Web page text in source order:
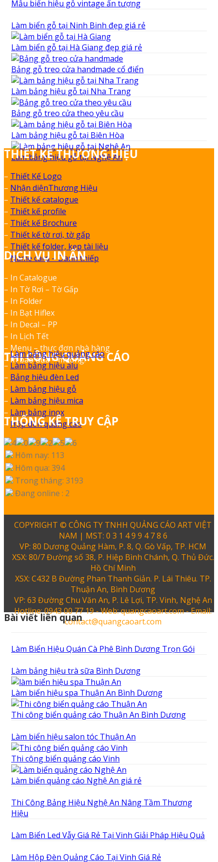
Mẫu biển hiệu gỗ vintage ấn tượng
Làm biển gỗ tại Ninh Binh đẹp giá rẻ
Làm biển gỗ tại Hà Giang đẹp giá rẻ
Bảng gỗ treo cửa handmade cổ điển
Làm bảng hiệu gỗ tại Nha Trang
Bảng gỗ treo cửa theo yêu cầu
Làm bảng hiệu gỗ tại Biên Hòa
Làm bảng hiệu gỗ tại Nghệ An
THIẾT KẾ THƯƠNG HIỆU
– Thiết Kế Logo
– Nhận diệnThương Hiệu
– Thiết kế catalogue
– Thiết kế profile
– Thiết kế Brochure
– Thiết kế tờ rơi, tờ gấp
– Thiết kế folder, kẹp tài liệu
–Name card – Danh thiếp
DỊCH VỤ IN ẤN
– In Catalogue
– In Tờ Rơi – Tờ Gấp
– In Folder
– In Bạt Hiflex
– In Decal – PP
– In Lịch Tết
– Menu – thực đơn nhà hàng
– In bao đũa – muỗng.
THI CÔNG QUẢNG CÁO
–Làm bảng hiệu quảng cáo
– Làm bảng hiệu alu
– Bảng hiệu đèn Led
– Làm bảng hiệu gỗ
– Làm bảng hiệu mica
– Làm bảng inox
– Hộp đèn quảng cáo
THỐNG KÊ TRUY CẬP
Hôm nay: 113
Hôm qua: 394
Trong tháng: 3193
Đang online : 2
COPYRIGHT © CÔNG TY TNHH QUẢNG CÁO ART VIỆT
NAM | MST: 0 3 1 4 9 9 4 7 8 6
VP: 80 Dương Quảng Hàm, P. 8, Q. Gò Vấp, TP. HCM
XSX: 80/7 Đường số 38, P. Hiệp Bình Chánh, Q. Thủ Đức.
Hồ Chí Minh
XSX: C432 B Đường Phan Thanh Giản. P. Lái Thiêu. TP.
Thuận An, Bình Dương
VP: 63 Đường Chu Văn An, P. Lê Lợi, TP. Vinh, Nghệ An
Hotline: 0943 00 77 19 - Web: quangcaoart.com - Email:
contact@quangcaoart.com
Bài viết liên quan
Làm Biển Hiệu Quán Cà Phê Bình Dương Trọn Gói
Làm bảng hiệu trà sữa Bình Dương
Làm biển hiệu spa Thuận An Bình Dương
Thi công biển quảng cáo Thuận An Bình Dương
Làm biển hiệu salon tóc Thuận An
Thi công biển quảng cáo Vinh
Làm biển quảng cáo Nghệ An giá rẻ
Thi Công Bảng Hiệu Nghệ An Nâng Tầm Thương
Hiệu
Làm Biển Led Vẫy Giá Rẻ Tại Vinh Giải Pháp Hiệu Quả
Làm Hộp Đèn Quảng Cáo Tại Vinh Giá Rẻ